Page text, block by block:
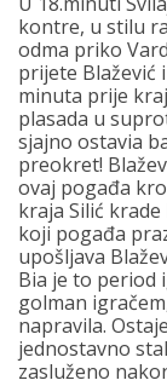
kontre, u stilu
odma priko
prijete Blažević
minuta prije
plasada u
sjajno ostavia
preokret!
ovaj pogađa
kraja Silić
koji pogađa
upošljava
Bia je to period
golman
napravila.
jednostavno
zasluženo